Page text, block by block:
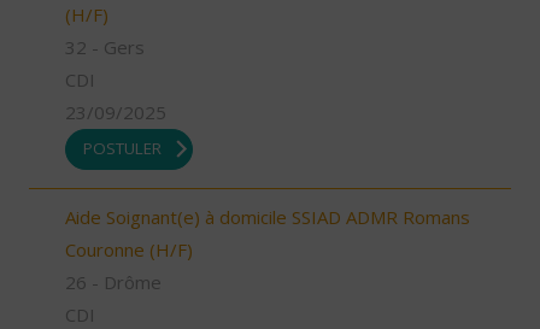
(H/F)
32 - Gers
CDI
23/09/2025
POSTULER
Aide Soignant(e) à domicile SSIAD ADMR Romans
Couronne (H/F)
26 - Drôme
CDI